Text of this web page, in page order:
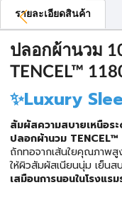
รายละเอียดสินค้า
ปลอกผ้านวม
TENCEL™
✨Luxury
สัมผัสความสบายเหนือร
ปลอกผ้านวม
ถักทอจากเส้นใยคุณภาพสู
ให้ผิวสัมผัสเนียนนุ่ม เย็นส
เสมือนการนอนในโรงแร